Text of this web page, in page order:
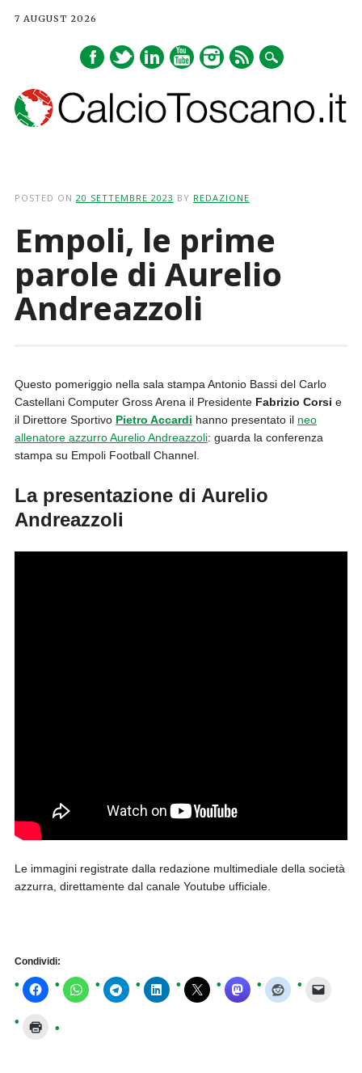
7 AUGUST 2026
POSTED ON 20 SETTEMBRE 2023 BY REDAZIONE
Empoli, le prime
parole di Aurelio
Andreazzoli
Questo pomeriggio nella sala stampa Antonio Bassi del Carlo
Castellani Computer Gross Arena il Presidente Fabrizio Corsi e
il Direttore Sportivo Pietro Accardi hanno presentato il neo
allenatore azzurro Aurelio Andreazzoli: guarda la conferenza
stampa su Empoli Football Channel.
La presentazione di Aurelio
Andreazzoli
Le immagini registrate dalla redazione multimediale della società
azzurra, direttamente dal canale Youtube ufficiale.
Condividi: